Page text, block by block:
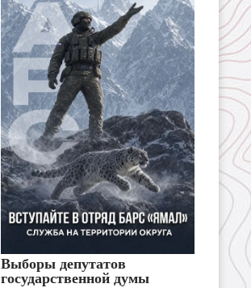
Выборы депутатов
государственной думы